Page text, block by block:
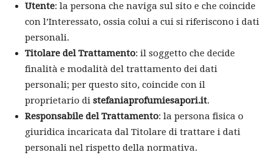
Utente: la persona che naviga sul sito e che coincide
con l’Interessato, ossia colui a cui si riferiscono i dati
personali.
Titolare del Trattamento: il soggetto che decide
finalità e modalità del trattamento dei dati
personali; per questo sito, coincide con il
proprietario di stefaniaprofumiesapori.it.
Responsabile del Trattamento: la persona fisica o
giuridica incaricata dal Titolare di trattare i dati
personali nel rispetto della normativa.